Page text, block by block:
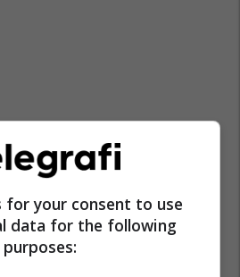
Në Maqedoni
for your consent to use
data for the following
purposes: